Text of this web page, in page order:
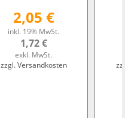
2,05 €
inkl. 19% MwSt.
1,72 €
exkl. MwSt.
zzgl. Versandkosten